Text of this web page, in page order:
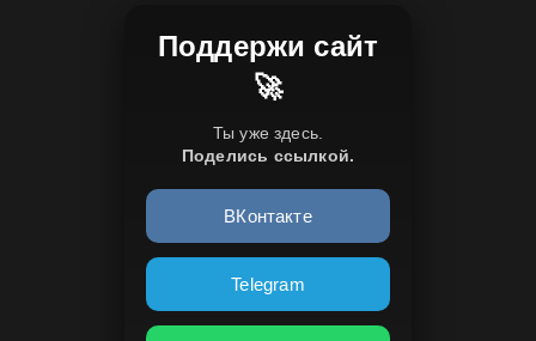
Поддержи сайт
🚀
Ты уже здесь.
Поделись ссылкой.
ВКонтакте
Telegram